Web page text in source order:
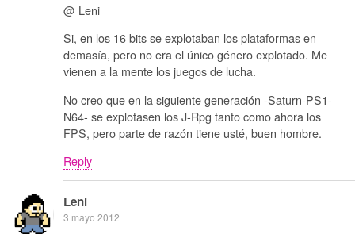
@ Leni
Si, en los 16 bits se explotaban los plataformas en
demasía, pero no era el único género explotado. Me
vienen a la mente los juegos de lucha.
No creo que en la siguiente generación -Saturn-PS1-
N64- se explotasen los J-Rpg tanto como ahora los
FPS, pero parte de razón tiene usté, buen hombre.
Reply
Leni
3 mayo 2012